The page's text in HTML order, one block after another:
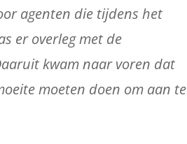
agenten die tijdens het
er overleg met de
kwam naar voren dat
moeten doen om aan te